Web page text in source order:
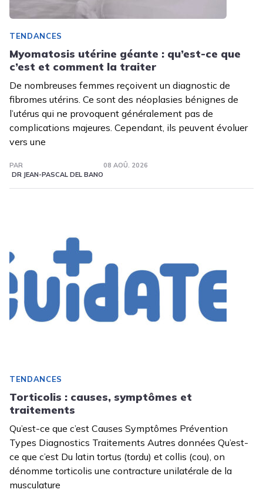
TENDANCES
Myomatosis utérine géante : qu’est-ce que
c’est et comment la traiter
De nombreuses femmes reçoivent un diagnostic de
fibromes utérins. Ce sont des néoplasies bénignes de
l’utérus qui ne provoquent généralement pas de
complications majeures. Cependant, ils peuvent évoluer
vers une
PAR
DR JEAN-PASCAL DEL BANO
08 AOÛ. 2026
TENDANCES
Torticolis : causes, symptômes et
traitements
Qu’est-ce que c’est Causes Symptômes Prévention
Types Diagnostics Traitements Autres données Qu’est-
ce que c’est Du latin tortus (tordu) et collis (cou), on
dénomme torticolis une contracture unilatérale de la
musculature